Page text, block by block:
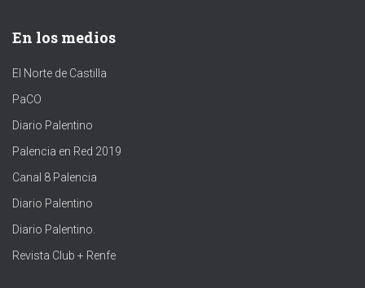
En los medios
El Norte de Castilla
PaCO
Diario Palentino
Palencia en Red 2019
Canal 8 Palencia
Diario Palentino
Diario Palentino.
Revista Club + Renfe